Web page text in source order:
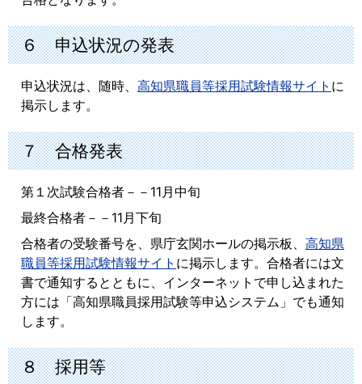
６ 申込状況の発表
申込状況は、随時、 高知県職員等採用試験情報サイト に
掲示します。
７ 合格発表
第１次試験合格者－－11月中旬
最終合格者－－11月下旬
合格者の受験番号を、県庁玄関ホールの掲示板、 高知県
職員等採用試験情報サイト に掲示します。合格者には文
書で通知するとともに、インターネットで申し込まれた
方には「高知県職員採用試験等申込システム」でも通知
します。
８ 採用等